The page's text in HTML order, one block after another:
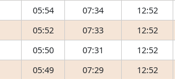
05:54 07:34 12:52
05:52 07:33 12:52
05:50 07:31 12:52
05:49 07:29 12:52